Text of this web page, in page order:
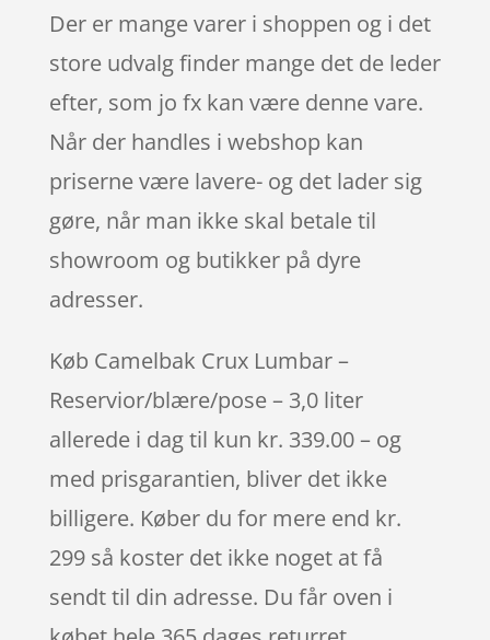
Der er mange varer i shoppen og i det
store udvalg finder mange det de leder
efter, som jo fx kan være denne vare.
Når der handles i webshop kan
priserne være lavere- og det lader sig
gøre, når man ikke skal betale til
showroom og butikker på dyre
adresser.
Køb Camelbak Crux Lumbar –
Reservior/blære/pose – 3,0 liter
allerede i dag til kun kr. 339.00 – og
med prisgarantien, bliver det ikke
billigere. Køber du for mere end kr.
299 så koster det ikke noget at få
sendt til din adresse. Du får oven i